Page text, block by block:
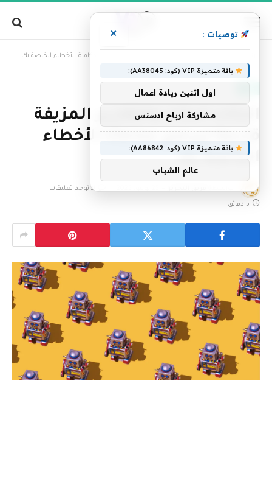
الذكاء الذكاء والتقارير المزيفة قادمة لبرامج مكافأة الأخطاء الخاصة بك
الذكاء الذكاء والتقارير المزيفة
قادمة لبرامج مكافأة الأخطاء
الخاصة بك
لا توجد تعليقات
5 دقائق
توصيات : ×
باقة متميزة VIP (كود: AA38045):
اول اثنين ريادة اعمال
مشاركة ارباح ادسنس
باقة متميزة VIP (كود: AA86842):
عالم الشباب